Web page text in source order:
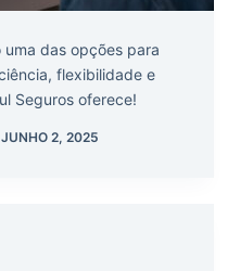
uma das opções para
flexibilidade e
Seguros oferece!
JUNHO 2, 2025